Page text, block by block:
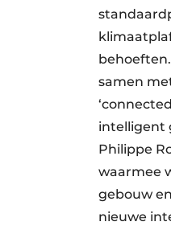
samen
intelligent
Philippe
waarmee
gebouw
nieuwe